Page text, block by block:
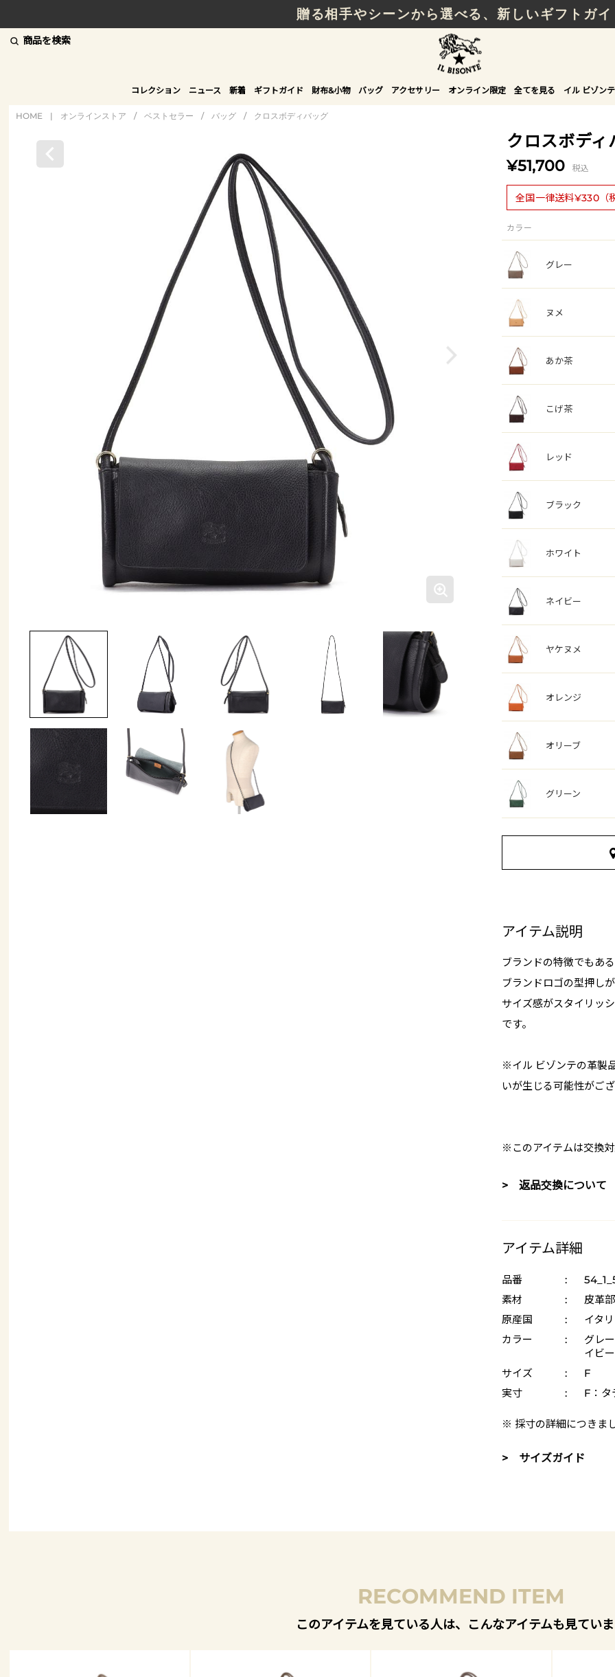
贈る相手やシーンから選べる、新しいギフトガイ
商品を検索
コレクション ニュース 新着 ギフトガイド 財布&小物 バッグ アクセサリー オンライン限定 全てを見る イル ビゾン
HOME | オンラインストア / ベストセラー / バッグ / クロスボディバッグ
クロスボディ
¥51,700 税込
全国一律送料¥330（
カラー
グレー
ヌメ
あか茶
こげ茶
レッド
ブラック
ホワイト
ネイビー
ヤケヌメ
オレンジ
オリーブ
グリーン
アイテム説明
ブランドの特徴でもあ
ブランドロゴの型押し
サイズ感がスタイリッ
です。
※イル ビゾンテの革製
いが生じる可能性がご
※このアイテムは交換
> 返品交換について
アイテム詳細
品番 :
素材
:
皮革
原産国
:
イタ
カラー
:
グレ
イビ
サイズ
:
F
実寸
: F：タ
※ 採寸の詳細につきま
> サイズガイド
RECOMMEND ITEM
このアイテムを見ている人は、こんなアイテムも見てい